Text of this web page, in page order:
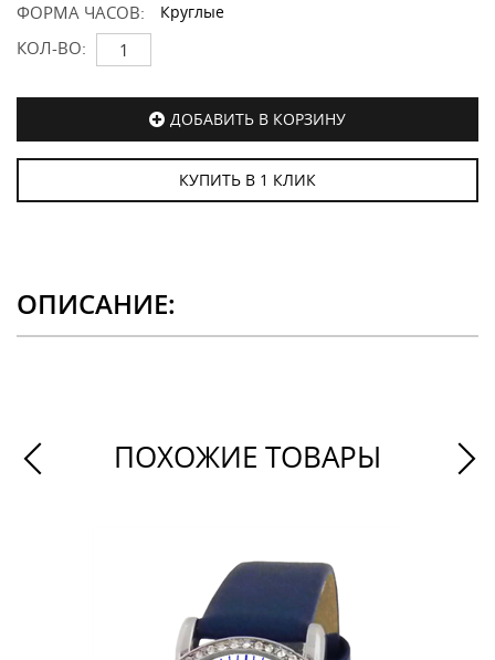
ФОРМА ЧАСОВ: Круглые
КОЛ-ВО:
ДОБАВИТЬ В КОРЗИНУ
КУПИТЬ В 1 КЛИК
ОПИСАНИЕ:
ПОХОЖИЕ ТОВАРЫ